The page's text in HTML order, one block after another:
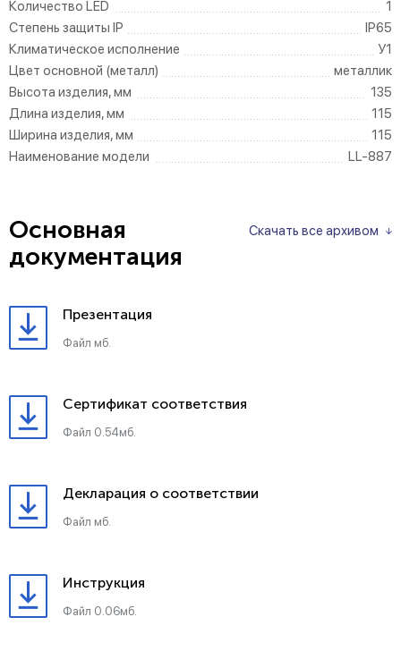
Количество LED
1
Степень защиты IP
IP65
Климатическое исполнение
У1
Цвет основной (металл)
металлик
Высота изделия, мм
135
Длина изделия, мм
115
Ширина изделия, мм
115
Наименование модели
LL-887
Скачать все архивом
Основная
документация
Презентация
Файл мб.
Сертификат соответствия
Файл 0.54мб.
Декларация о соответствии
Файл мб.
Инструкция
Файл 0.06мб.